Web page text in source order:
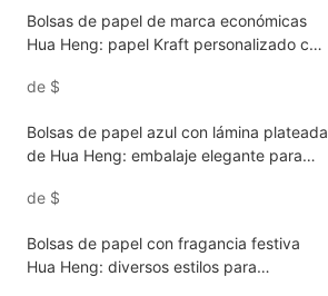
Bolsas de papel de marca económicas
Hua Heng: papel Kraft personalizado con
de $
Bolsas de papel azul con lámina plateada
de Hua Heng: embalaje elegante para
de $
Bolsas de papel con fragancia festiva
Hua Heng: diversos estilos para